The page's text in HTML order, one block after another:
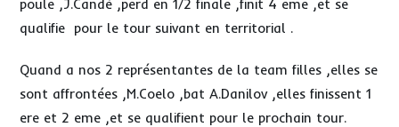
poule ,J.Candé ,perd en 1/2 finale ,finit 4 eme ,et se
qualifie pour le tour suivant en territorial .
Quand a nos 2 représentantes de la team filles ,elles se
sont affrontées ,M.Coelo ,bat A.Danilov ,elles finissent 1
ere et 2 eme ,et se qualifient pour le prochain tour.